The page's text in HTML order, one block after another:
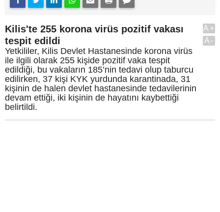
Kilis'te 255 korona virüs pozitif vakası
tespit edildi
Yetkililer, Kilis Devlet Hastanesinde korona virüs
ile ilgili olarak 255 kişide pozitif vaka tespit
edildiği, bu vakaların 185’nin tedavi olup taburcu
edilirken, 37 kişi KYK yurdunda karantinada, 31
kişinin de halen devlet hastanesinde tedavilerinin
devam ettiği, iki kişinin de hayatını kaybettiği
belirtildi.
A+
A-